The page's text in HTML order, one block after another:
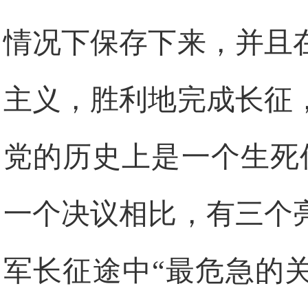
情况下保存下来，并且
主义，胜利地完成长征
党的历史上是一个生
一个决议相比，有三个
军长征途中“最危急的